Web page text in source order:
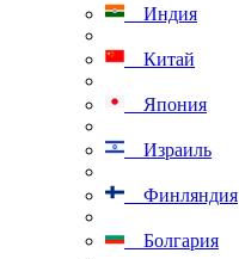
Индия
Китай
Япония
Израиль
Финляндия
Болгария